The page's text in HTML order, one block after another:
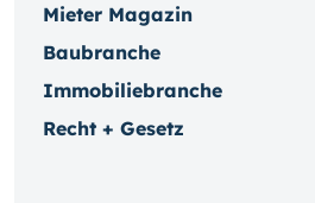
Mieter Magazin
Baubranche
Immobiliebranche
Recht + Gesetz